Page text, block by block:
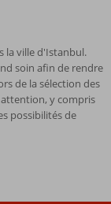
la ville d'Istanbul.
soin afin de rendre
de la sélection des
y compris
possibilités de